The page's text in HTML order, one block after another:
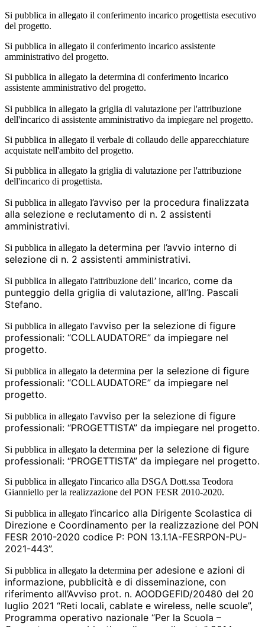
Si pubblica in allegato il conferimento incarico progettista esecutivo
del progetto.
Si pubblica in allegato il conferimento incarico assistente
amministrativo del progetto.
Si pubblica in allegato la determina di conferimento incarico
assistente amministrativo del progetto.
Si pubblica in allegato la griglia di valutazione per l'attribuzione
dell'incarico di assistente amministrativo da impiegare nel progetto.
Si pubblica in allegato il verbale di collaudo delle apparecchiature
acquistate nell'ambito del progetto.
Si pubblica in allegato la griglia di valutazione per l'attribuzione
dell'incarico di progettista.
Si pubblica in allegato l’avviso per la procedura finalizzata
alla selezione e reclutamento di n. 2 assistenti
amministrativi.
Si pubblica in allegato la determina per l’avvio interno di
selezione di n. 2 assistenti amministrativi.
Si pubblica in allegato l'attribuzione dell’ incarico, come da
punteggio della griglia di valutazione, all’Ing. Pascali
Stefano.
Si pubblica in allegato l'avviso per la selezione di figure
professionali: “COLLAUDATORE” da impiegare nel
progetto.
Si pubblica in allegato la determina per la selezione di figure
professionali: “COLLAUDATORE” da impiegare nel
progetto.
Si pubblica in allegato l'avviso per la selezione di figure
professionali: “PROGETTISTA” da impiegare nel progetto.
Si pubblica in allegato la determina per la selezione di figure
professionali: “PROGETTISTA” da impiegare nel progetto.
Si pubblica in allegato l'incarico alla DSGA Dott.ssa Teodora
Gianniello per la realizzazione del PON FESR 2010-2020.
Si pubblica in allegato l’incarico alla Dirigente Scolastica di
Direzione e Coordinamento per la realizzazione del PON
FESR 2010-2020 codice P: PON 13.1.1A-FESRPON-PU-
2021-443”.
Si pubblica in allegato la determina per adesione e azioni di
informazione, pubblicità e di disseminazione, con
riferimento all’Avviso prot. n. AOODGEFID/20480 del 20
luglio 2021 “Reti locali, cablate e wireless, nelle scuole”,
Programma operativo nazionale “Per la Scuola –